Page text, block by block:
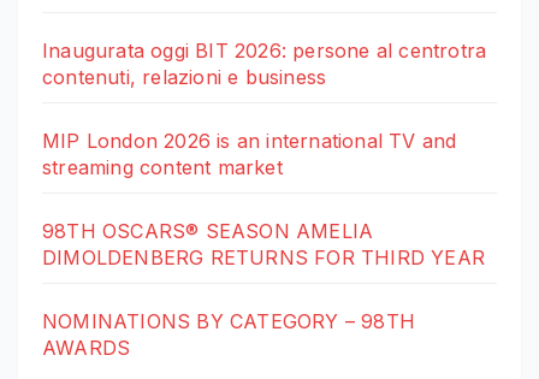
Inaugurata oggi BIT 2026: persone al centrotra
contenuti, relazioni e business
MIP London 2026 is an international TV and
streaming content market
98TH OSCARS® SEASON AMELIA
DIMOLDENBERG RETURNS FOR THIRD YEAR
NOMINATIONS BY CATEGORY – 98TH
AWARDS